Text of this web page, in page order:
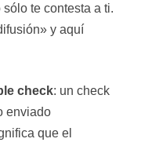
te contesta a ti.
y aquí
check: un check
enviado
que el